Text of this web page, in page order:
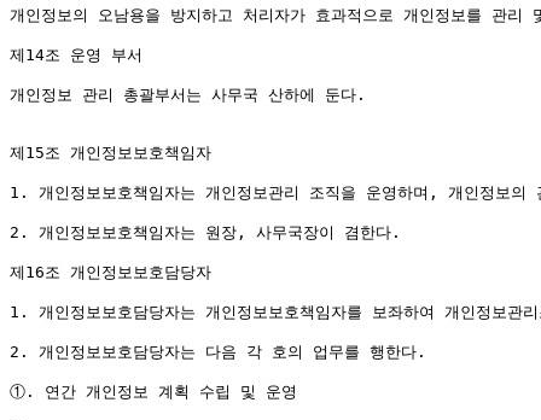
개인정보의 오남용을 방지하고 처리자가 효과적으로 개인정보를 관
제14조 운영 부서
개인정보 관리 총괄부서는 사무국 산하에 둔다.
제15조 개인정보보호책임자
1. 개인정보보호책임자는 개인정보관리 조직을 운영하며, 개인정보
2. 개인정보보호책임자는 원장, 사무국장이 겸한다.
제16조 개인정보보호담당자
1. 개인정보보호담당자는 개인정보보호책임자를 보좌하여 개인정보관
2. 개인정보보호담당자는 다음 각 호의 업무를 행한다.
①. 연간 개인정보 계획 수립 및 운영